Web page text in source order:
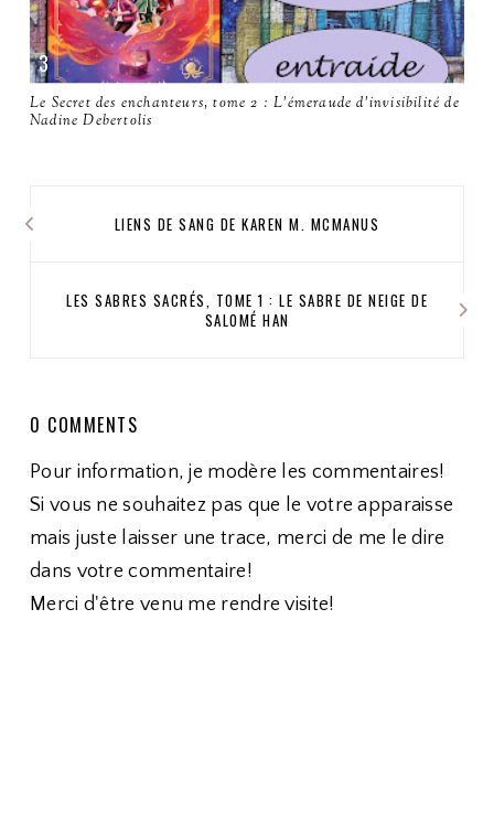
Le Secret des enchanteurs, tome 2 : L'émeraude d'invisibilité de
Nadine Debertolis
LIENS DE SANG DE KAREN M. MCMANUS
LES SABRES SACRÉS, TOME 1 : LE SABRE DE NEIGE DE
SALOMÉ HAN
0 COMMENTS
Pour information, je modère les commentaires!
Si vous ne souhaitez pas que le votre apparaisse
mais juste laisser une trace, merci de me le dire
dans votre commentaire!
Merci d'être venu me rendre visite!